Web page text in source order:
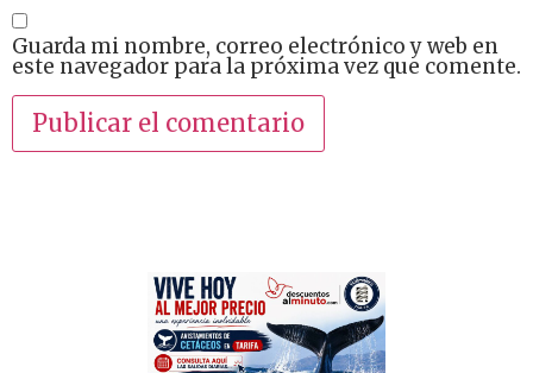
Guarda mi nombre, correo electrónico y web en
este navegador para la próxima vez que comente.